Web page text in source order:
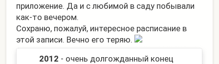
приложение. Да и с любимой в саду побывали
как-то вечером.
Сохраню, пожалуй, интересное расписание в
этой записи. Вечно его теряю.
2012 - очень долгожданный конец